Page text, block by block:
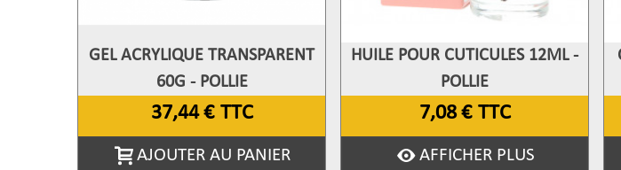
Afficher Plus
GEL ACRYLIQUE TRANSPARENT
60G - POLLIE
37,44 € TTC
AJOUTER AU PANIER
Afficher Plus
HUILE POUR CUTICULES 12ML -
POLLIE
7,08 € TTC
AFFICHER PLUS